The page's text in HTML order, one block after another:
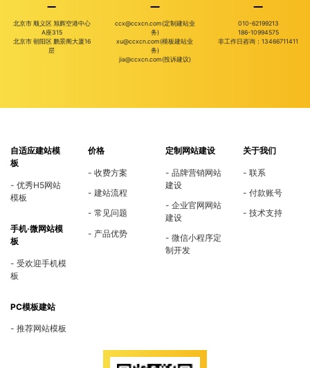
北京市 顺义区 旭辉空港中心
A座315
北京市 朝阳区 鹏景阁大厦16
层
ccx@ccxcn.com(定制建站业
务)
xu@ccxcn.com(模板建站业
务)
jia@ccxcn.com(投诉建议)
010-62199213
186-10994575
非工作日咨询：13466711411
自适应建站模
板
优秀H5网站
模板
手机·微网站模
板
受欢迎手机模
板
PC模板建站
推荐网站模板
价格
收费方案
建站流程
常见问题
产品优势
定制网站建设
品牌营销网站
建设
企业官网网站
建设
微信小程序定
制开发
关于我们
联系
付款账号
技术支持